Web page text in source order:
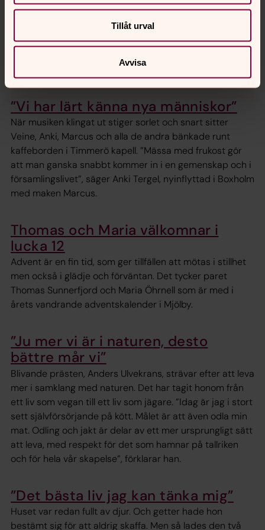
Tillåt urval
Avvisa
göra ingenting. Måste ha något i händerna
åtminstone. Men en bra bok i sängen fungerar. Att
köra bil är också väldigt avkopplande tycker jag.
att tankarna kan få löpa fritt.”
”Vi har lärt känna nya människor”
När musiken klingat ut stiger sorlet och snart sitter
Veine, Anki, Marcus och alla de andra bänkade runt
kaffeborden i Timmerö kapell. ”Mässa med frukost gör
att man ganska snabbt kommer in i en gemenskap och i
församlingslivet”, säger Anki Tergel, nyinflyttad i Boxholm
med maken Marcus.
Thomas och Maria ­välkomnar i
lucka 12
Advent är en fin tid, som ger tillfällen att mötas i stillhet
men också i glädje och förväntan. Det tycker paret
Thomas Sunnerfjord och Maria Öhrnell som är med i
årets vandrande adventskalender i Mjölby.
”Ju mer vi är i naturen, desto
bättre mår vi”
Blivande prästen, Anders Ulvekrans, strävar efter att leva
mer i samklang med naturen. Det har tagit honom från
ett liv som vegan till ett liv som jägare. ”Idag är jag i stort
sett självförsörjande på kött. Målet är att även odla min
mat. Odling och jakt är delar av ett mer ursprungligt sätt
att leva, med ­respekt för det som hamnar på tallriken
och för hela vår skapelse”, förklarar han.
”Det bästa liv jag kan tänka mig”
Huset var redan fullt av djur. Och getter hade hon
bestämt sig för att aldrig skaffa. Men så lades den två